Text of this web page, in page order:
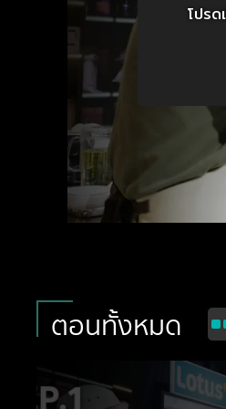
โปร
ตอนทั้งหมด